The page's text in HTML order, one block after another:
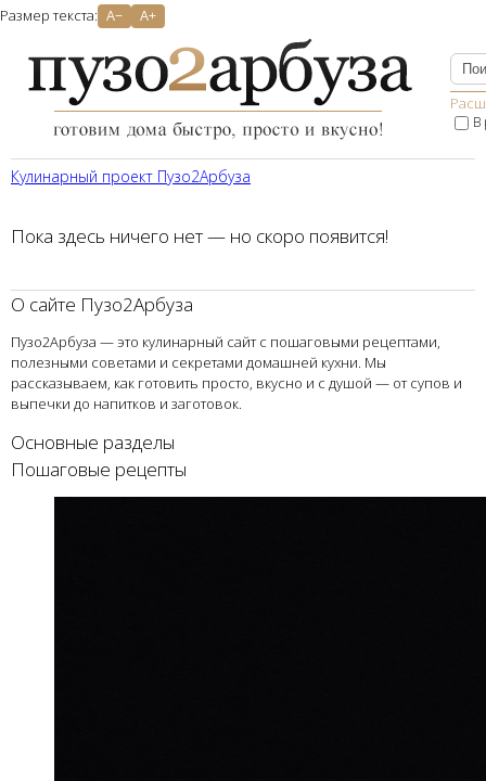
Размер текста: A− A+
В
Кулинарный проект Пузо2Aрбуза
Пока здесь ничего нет — но скоро появится!
О сайте Пузо2Арбуза
Пузо2Арбуза — это кулинарный сайт с пошаговыми рецептами,
полезными советами и секретами домашней кухни. Мы
рассказываем, как готовить просто, вкусно и с душой — от супов и
выпечки до напитков и заготовок.
Основные разделы
Пошаговые рецепты